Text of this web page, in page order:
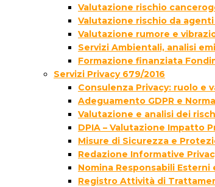
Valutazione rischio
Valutazione rischio da
Valutazione rumore e
Servizi Ambientali, analisi
Formazione finanziata
Servizi Privacy 679/2016
Consulenza Privacy: ruolo e
Adeguamento GDPR e
Valutazione e analisi dei
DPIA – Valutazione Impatto
Misure di Sicurezza e
Redazione Informative
Nomina Responsabili Esterni
Registro Attività di